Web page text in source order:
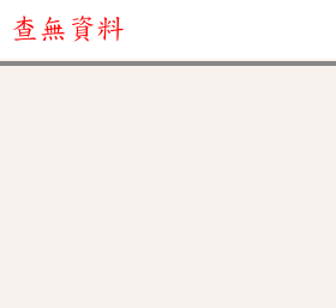
查無資料